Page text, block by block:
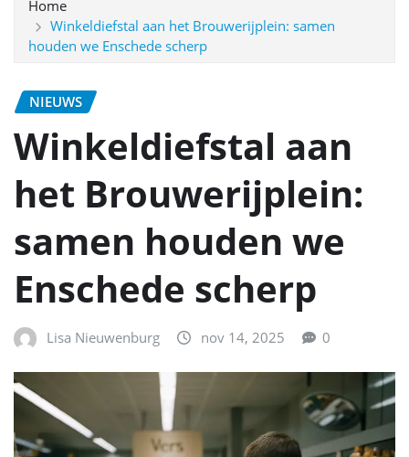
Home
Winkeldiefstal aan het Brouwerijplein: samen
houden we Enschede scherp
NIEUWS
Winkeldiefstal aan
het Brouwerijplein:
samen houden we
Enschede scherp
Lisa Nieuwenburg nov 14, 2025 0